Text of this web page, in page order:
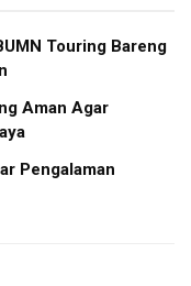
Touring Bareng
Aman Agar
Pengalaman